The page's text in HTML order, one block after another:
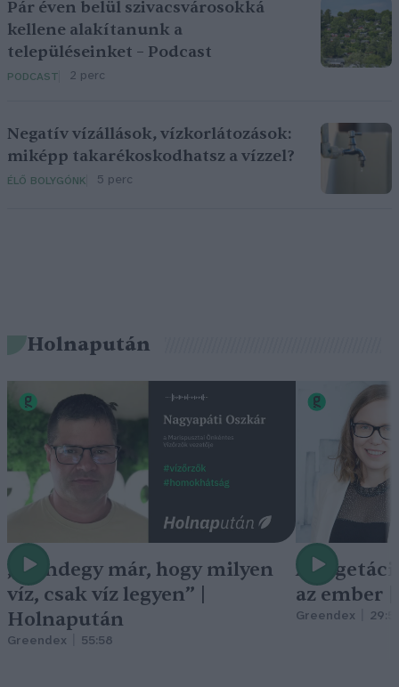
Pár éven belül szivacsvárosokká
kellene alakítanunk a
településeinket – Podcast
PODCAST 2 perc
Negatív vízállások, vízkorlátozások:
miképp takarékoskodhatsz a vízzel?
ÉLŐ BOLYGÓNK 5 perc
Holnapután
„Mindegy már, hogy milyen
víz, csak víz legyen” |
Holnapután
Greendex 55:58
A
az ember
Greendex